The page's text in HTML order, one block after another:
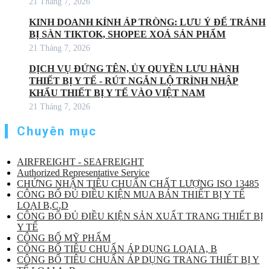
KINH DOANH KÍNH ÁP TRÒNG: LƯU Ý ĐỂ TRÁNH
BỊ SÀN TIKTOK, SHOPEE XOÁ SẢN PHẨM
21 Tháng 7, 2026
DỊCH VỤ ĐỨNG TÊN, ỦY QUYỀN LƯU HÀNH
THIẾT BỊ Y TẾ - RÚT NGẮN LỘ TRÌNH NHẬP
KHẨU THIẾT BỊ Y TẾ VÀO VIỆT NAM
21 Tháng 7, 2026
Chuyên mục
AIRFREIGHT - SEAFREIGHT
Authorized Representative Service
CHỨNG NHẬN TIÊU CHUẨN CHẤT LƯỢNG ISO 13485
CÔNG BỐ ĐỦ ĐIỀU KIỆN MUA BÁN THIẾT BỊ Y TẾ
LOẠI B,C,D
CÔNG BỐ ĐỦ ĐIỀU KIỆN SẢN XUẤT TRANG THIẾT BỊ
Y TẾ
CÔNG BỐ MỸ PHẨM
CÔNG BỐ TIÊU CHUẨN ÁP DỤNG LOẠI A, B
CÔNG BỐ TIÊU CHUẨN ÁP DỤNG TRANG THIẾT BỊ Y